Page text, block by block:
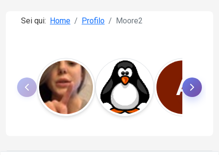
Sei qui: Home Profilo Moore2
A